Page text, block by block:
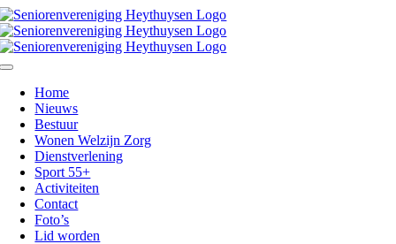
Ga
naar
inhoud
Toggle
NavigationHome
Nieuws
Bestuur
Wonen Welzijn Zorg
Dienstverlening
Sport 55+
Activiteiten
Contact
Foto’s
Lid worden